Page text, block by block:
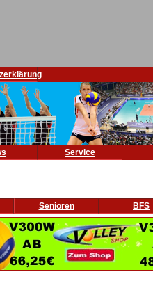
Service
Senioren BFS